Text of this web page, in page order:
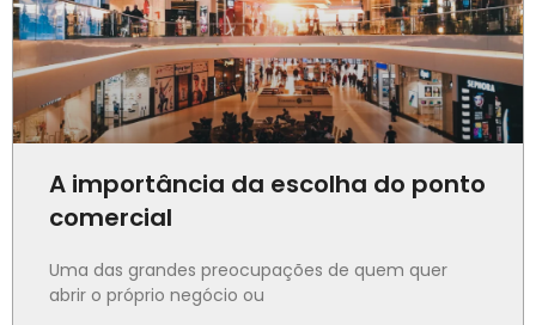
A importância da escolha do ponto
comercial
Uma das grandes preocupações de quem quer
abrir o próprio negócio ou